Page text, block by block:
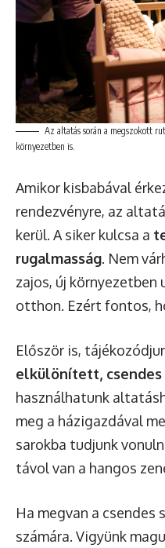
Az altatás során a megszokott
környezetben is.
Amikor kisbabával
rendezvényre, az
kerül. A siker kulcsa a
rugalmasság. Nem
zajos, új környezetben
otthon. Ezért fontos,
Először is,
elkülönített, csendes
használhatunk
meg a házigazdával
sarokba tudjunk
távol van a hangos
Ha megvan a csendes
számára. Vigyünk